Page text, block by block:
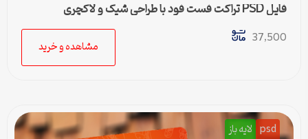
فایل PSD تراکت فست فود با طراحی شیک و لاکچری
37,500
مشاهده و خرید
psd لایه باز